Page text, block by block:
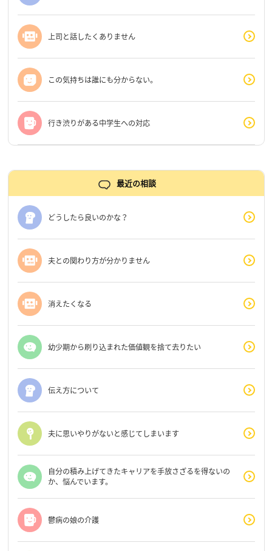
上司と話したくありません
この気持ちは誰にも分からない。
行き渋りがある中学生への対応
最近の相談
どうしたら良いのかな？
夫との関わり方が分かりません
消えたくなる
幼少期から刷り込まれた価値観を捨て去りたい
伝え方について
夫に思いやりがないと感じてしまいます
自分の積み上げてきたキャリアを手放さざるを得ないの
か、悩んでいます。
鬱病の娘の介護